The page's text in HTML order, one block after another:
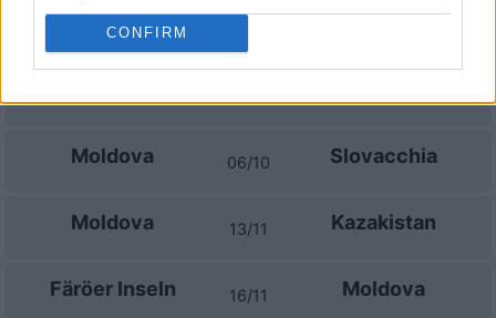
CONFIRM
Moldova
Moldova 06/10 Slovacchia
Moldova 13/11 Kazakistan
Färöer Inseln 16/11 Moldova